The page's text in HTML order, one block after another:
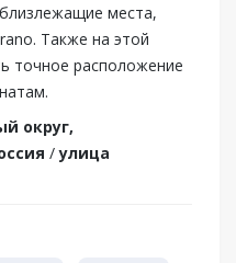
места,
Также на этой
точное расположение
округ,
/улица